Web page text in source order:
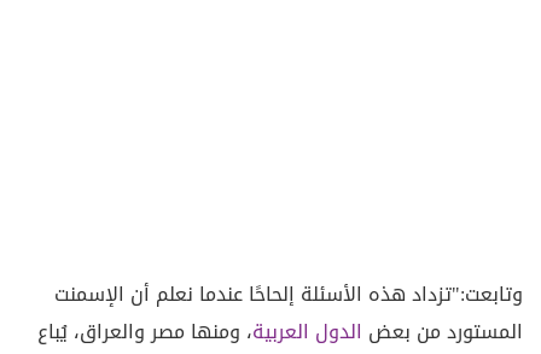
وتابعت:"تزداد هذه الأسئلة إلحاحًا عندما نعلم أن الإسمنت
المستورد من بعض الدول العربية، ومنها مصر والعراق، يُباع